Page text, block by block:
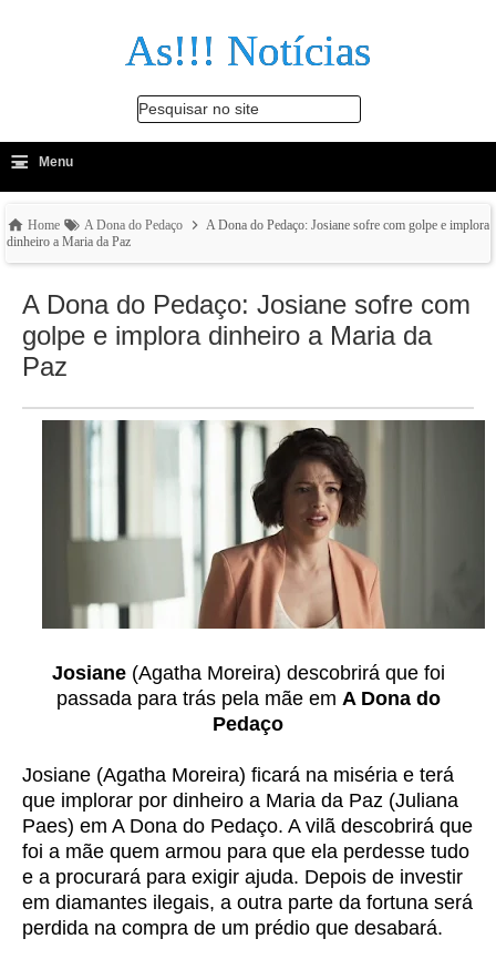
As!!! Notícias
Pesquisar no site
-
≡ Menu
Home A Dona do Pedaço
A Dona do Pedaço: Josiane sofre com golpe e implora
dinheiro a Maria da Paz
A Dona do Pedaço: Josiane sofre com
golpe e implora dinheiro a Maria da
Paz
Josiane (Agatha Moreira) descobrirá que foi
passada para trás pela mãe em A Dona do
Pedaço
Josiane (Agatha Moreira) ficará na miséria e terá
que implorar por dinheiro a Maria da Paz (Juliana
Paes) em A Dona do Pedaço. A vilã descobrirá que
foi a mãe quem armou para que ela perdesse tudo
e a procurará para exigir ajuda. Depois de investir
em diamantes ilegais, a outra parte da fortuna será
perdida na compra de um prédio que desabará.